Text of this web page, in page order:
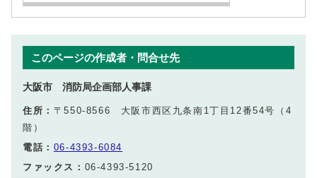
このページの作成者・問合せ先
大阪市 消防局企画部人事課
住所： 〒550-8566 大阪市西区九条南1丁目12番54号（4
階）
電話： 06-4393-6084
ファックス： 06-4393-5120